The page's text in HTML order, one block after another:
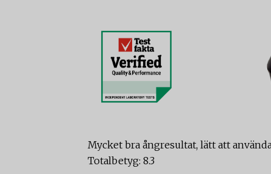
Mycket bra ångresultat, lätt att
Totalbetyg: 8.3